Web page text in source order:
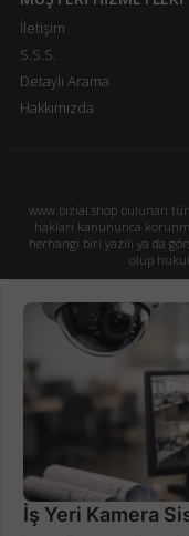
İletişim
S.S.S.
Detaylı Arama
Hakkımızda
www.bizial.shop bulunan
hakları kanununca
herhangi biri yazılı ya da
olup
İş Yeri Kamera